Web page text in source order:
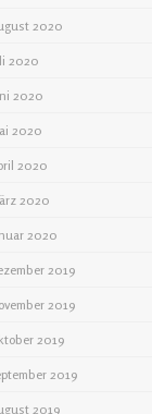
2020
2020
2020
2020
2020
2020
2020
2019
2019
2019
2019
2019